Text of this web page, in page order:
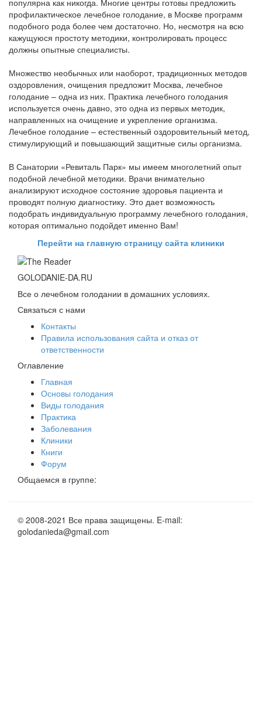
популярна как никогда. Многие центры готовы предложить
профилактическое лечебное голодание, в Москве программ
подобного рода более чем достаточно. Но, несмотря на всю
кажущуюся простоту методики, контролировать процесс
должны опытные специалисты.
Множество необычных или наоборот, традиционных методов
оздоровления, очищения предложит Москва, лечебное
голодание – одна из них. Практика лечебного голодания
используется очень давно, это одна из первых методик,
направленных на очищение и укрепление организма.
Лечебное голодание – естественный оздоровительный метод,
стимулирующий и повышающий защитные силы организма.
В Санатории «Ревиталь Парк» мы имеем многолетний опыт
подобной лечебной методики. Врачи внимательно
анализируют исходное состояние здоровья пациента и
проводят полную диагностику. Это дает возможность
подобрать индивидуальную программу лечебного голодания,
которая оптимально подойдет именно Вам!
Перейти на главную страницу сайта клиники
GOLODANIE-DA.RU
Все о лечебном голодании в домашних условиях.
Связаться с нами
Контакты
Правила использования сайта и отказ от
ответственности
Оглавление
Главная
Основы голодания
Виды голодания
Практика
Заболевания
Клиники
Книги
Форум
Общаемся в группе:
© 2008-2021 Все права защищены. E-mail:
golodanieda@gmail.com